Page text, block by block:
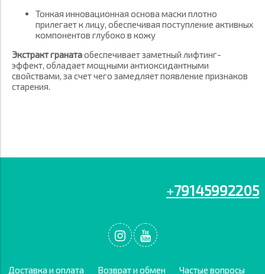
Тонкая инновационная основа маски плотно
прилегает к лицу, обеспечивая поступление активных
компонентов глубоко в кожу
Экстракт гранатаобеспечивает заметный лифтинг-
эффект, обладает мощными антиоксидантными
свойствами, за счет чего замедляет появление признаков
старения.
+79145992205
Доставка и оплата Возврат и обмен Частые вопросы